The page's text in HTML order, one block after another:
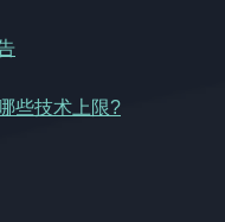
些技术上限?